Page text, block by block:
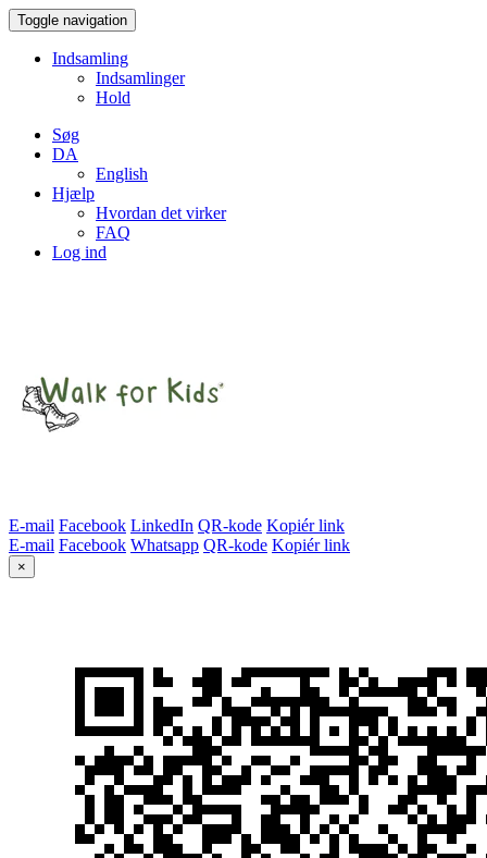
Toggle navigation
Indsamling
Indsamlinger
Hold
Søg
DA
English
Hjælp
Hvordan det virker
FAQ
Log ind
E-mail Facebook LinkedIn QR-kode Kopiér link
E-mail Facebook Whatsapp QR-kode Kopiér link
×